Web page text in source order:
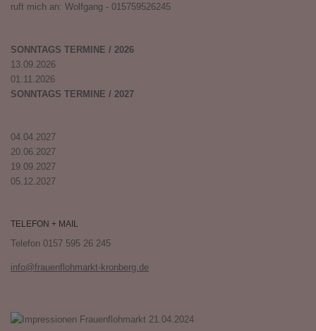
ruft mich an: Wolfgang - 015759526245
SONNTAGS TERMINE / 2026
13.09.2026
01.11.2026
SONNTAGS TERMINE / 2027
04.04.2027
20.06.2027
19.09.2027
05.12.2027
TELEFON + MAIL
Telefon 0157 595 26 245
info@frauenflohmarkt-kronberg.de